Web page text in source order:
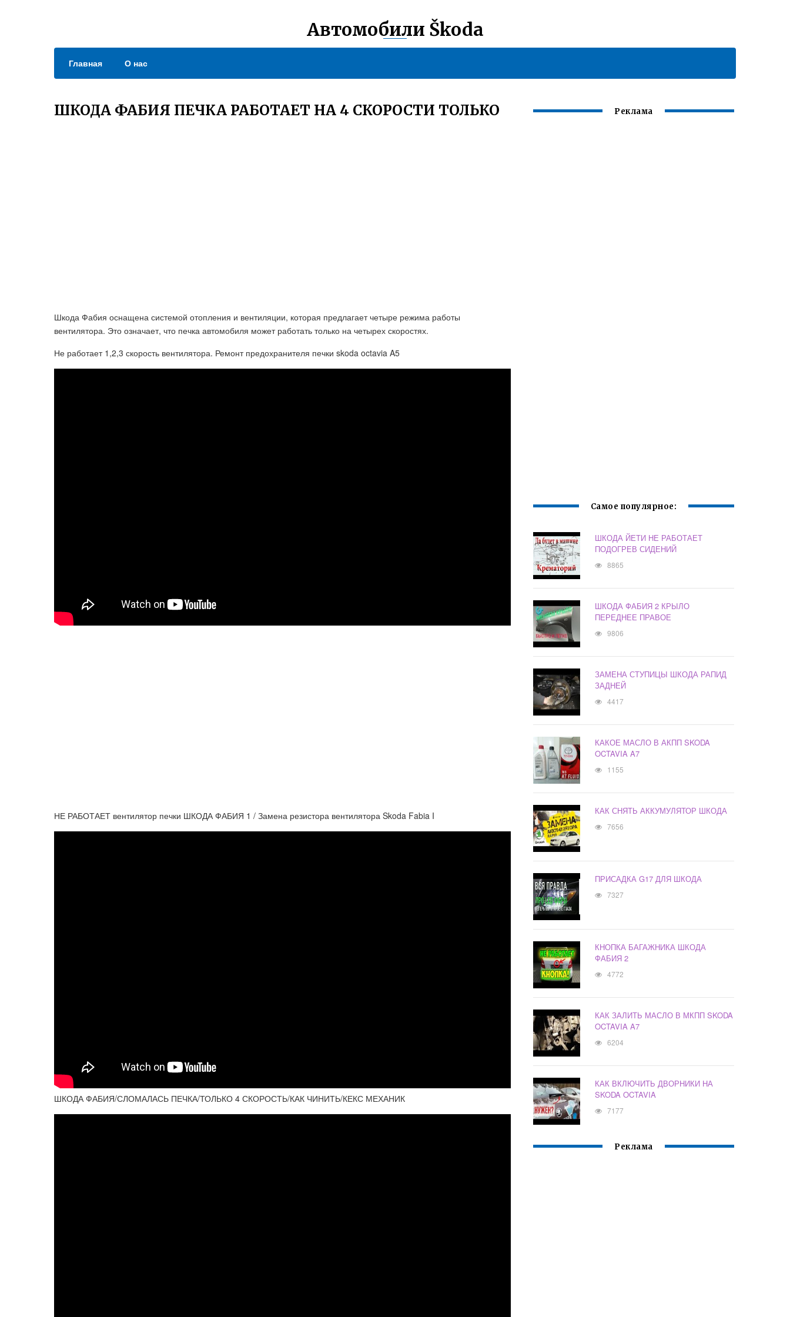
Автомобили Škoda
Главная О нас
ШКОДА ФАБИЯ ПЕЧКА РАБОТАЕТ НА 4 СКОРОСТИ ТОЛЬКО
Шкода Фабия оснащена системой отопления и вентиляции, которая предлагает четыре режима работы
вентилятора. Это означает, что печка автомобиля может работать только на четырех скоростях.
Не работает 1,2,3 скорость вентилятора. Ремонт предохранителя печки skoda octavia A5
НЕ РАБОТАЕТ вентилятор печки ШКОДА ФАБИЯ 1 / Замена резистора вентилятора Skoda Fabia I
ШКОДА ФАБИЯ/СЛОМАЛАСЬ ПЕЧКА/ТОЛЬКО 4 СКОРОСТЬ/КАК ЧИНИТЬ/КЕКС МЕХАНИК
Реклама
Самое популярное:
ШКОДА ЙЕТИ НЕ РАБОТАЕТ
ПОДОГРЕВ СИДЕНИЙ
8865
ШКОДА ФАБИЯ 2 КРЫЛО
ПЕРЕДНЕЕ ПРАВОЕ
9806
ЗАМЕНА СТУПИЦЫ ШКОДА РАПИД
ЗАДНЕЙ
4417
КАКОЕ МАСЛО В АКПП SKODA
OCTAVIA A7
1155
КАК СНЯТЬ АККУМУЛЯТОР ШКОДА
7656
ПРИСАДКА G17 ДЛЯ ШКОДА
7327
КНОПКА БАГАЖНИКА ШКОДА
ФАБИЯ 2
4772
КАК ЗАЛИТЬ МАСЛО В МКПП SKODA
OCTAVIA A7
6204
КАК ВКЛЮЧИТЬ ДВОРНИКИ НА
SKODA OCTAVIA
7177
Реклама